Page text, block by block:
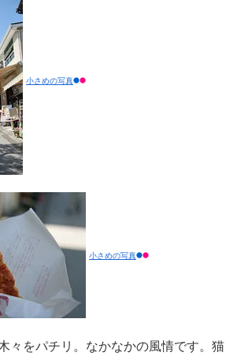
小さめの写真
小さめの写真
々をパチリ。なかなかの風情です。猫